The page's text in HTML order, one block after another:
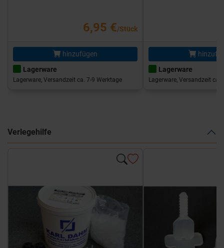
6,95 €/Stück
hinzufügen
Lagerware
Lagerware, Versandzeit ca. 7-9 Werktage
Lagerware
Lagerware, Versandzeit ca.
Verlegehilfe